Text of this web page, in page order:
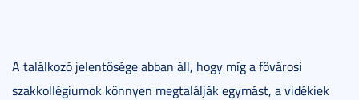
A találkozó jelentősége abban áll, hogy míg a fővárosi
szakkollégiumok könnyen megtalálják egymást, a vidékiek